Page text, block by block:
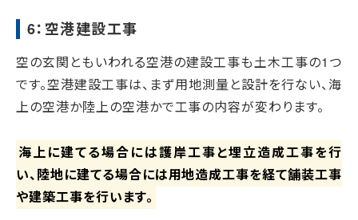
6：空港建設工事
空の玄関ともいわれる空港の建設工事も土木工事の1つ
です。空港建設工事は、まず用地測量と設計を行ない、海
上の空港か陸上の空港かで工事の内容が変わります。
海上に建てる場合には護岸工事と埋立造成工事を行
い、陸地に建てる場合には用地造成工事を経て舗装工事
や建築工事を行います。